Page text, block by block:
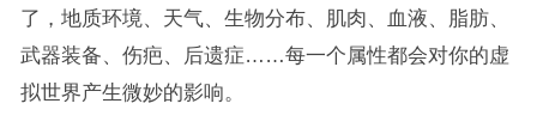
了，地质环境、天气、生物分布、肌肉、血液、脂肪、
武器装备、伤疤、后遗症……每一个属性都会对你的虚
拟世界产生微妙的影响。